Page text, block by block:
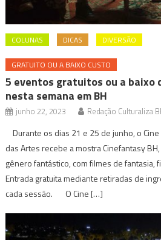
COLUNAS DICAS DIVERSÃO
GRATUITO OU A BAIXO CUSTO
5 eventos gratuitos ou a baixo
nesta semana em BH
junho 22, 2023 Redação Culturaliza
Durante os dias 21 e 25 de junho, o
das Artes recebe a mostra Cinefantasy
gênero fantástico, com filmes de fantasia,
Entrada gratuita mediante retiradas de
cada sessão. O Cine […]